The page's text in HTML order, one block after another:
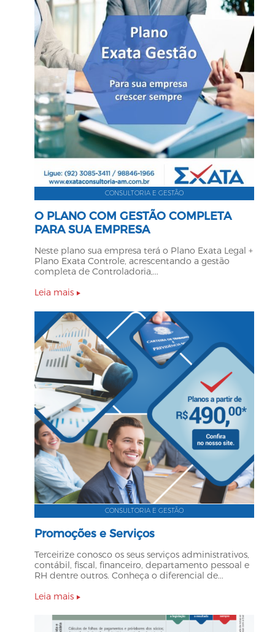
CONSULTORIA E GESTÃO
O PLANO COM GESTÃO COMPLETA
PARA SUA EMPRESA
Neste plano sua empresa terá o Plano Exata Legal +
Plano Exata Controle, acrescentando a gestão
completa de Controladoria,...
Leia mais
CONSULTORIA E GESTÃO
Promoções e Serviços
Terceirize conosco os seus serviços administrativos,
contábil, fiscal, financeiro, departamento pessoal e
RH dentre outros. Conheça o diferencial de...
Leia mais